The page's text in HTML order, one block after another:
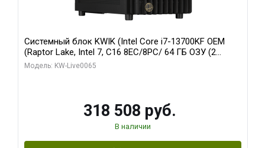
Системный блок KWIK (Intel Core i7-13700KF OEM
(Raptor Lake, Intel 7, C16 8EC/8PC/ 64 ГБ ОЗУ (2
модуля)/ ASUS RTX5080 PROART OC 16GB GDDR7
Модель: KW-Live0065
318 508 руб.
В наличии